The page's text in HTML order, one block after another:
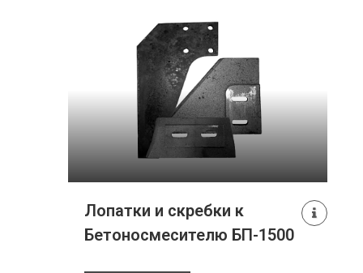
Лопатки и скребки к
Бетоносмесителю БП-1500